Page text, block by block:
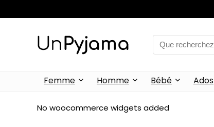
Femme Homme Bébé Ados
No woocommerce widgets added